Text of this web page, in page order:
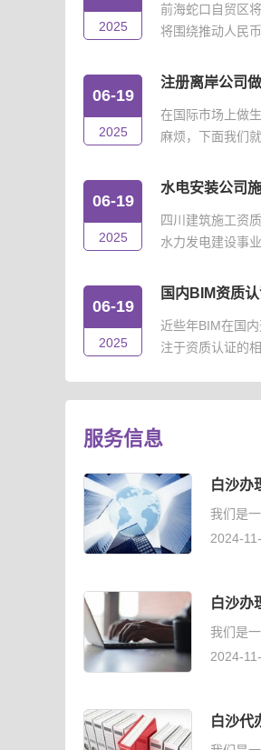
2025
前海蛇口自贸区
将围绕推动人民
06-19
2025
注册离岸公司
在国际市场上做
麻烦，下面我们
06-19
2025
水电安装公司
四川建筑施工资
水力发电建设事
06-19
2025
国内BIM资质
近些年BIM在国
注于资质认证的
服务信息
白沙办
我们是
2024-
白沙办
我们是
2024-
白沙代